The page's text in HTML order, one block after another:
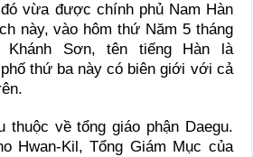
vừa được chính phủ Nam Hàn
này, vào hôm thứ Năm 5 tháng
Khánh Sơn, tên tiếng Hàn là
thứ ba này có biên giới với cả
thuộc về tổng giáo phận Daegu.
Hwan-Kil, Tổng Giám Mục của